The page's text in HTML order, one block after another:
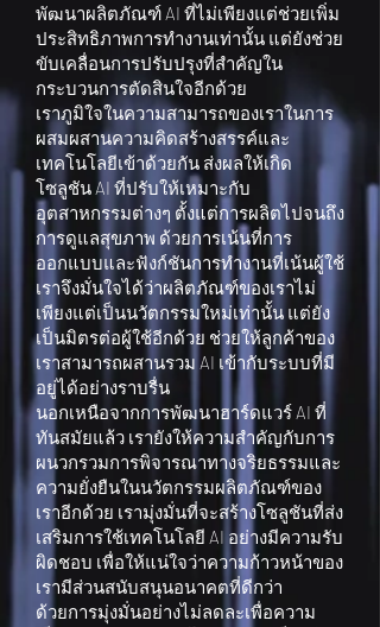
พัฒนาผลิตภัณฑ์ AI ที่ไม่เพียงแต่ช่วยเพิ่ม
ประสิทธิภาพการทำงานเท่านั้น แต่ยังช่วย
ขับเคลื่อนการปรับปรุงที่สำคัญใน
กระบวนการตัดสินใจอีกด้วย
เราภูมิใจในความสามารถของเราในการ
ผสมผสานความคิดสร้างสรรค์และ
เทคโนโลยีเข้าด้วยกัน ส่งผลให้เกิด
โซลูชัน AI ที่ปรับให้เหมาะกับ
อุตสาหกรรมต่างๆ ตั้งแต่การผลิตไปจนถึง
การดูแลสุขภาพ ด้วยการเน้นที่การ
ออกแบบและฟังก์ชันการทำงานที่เน้นผู้ใช้
เราจึงมั่นใจได้ว่าผลิตภัณฑ์ของเราไม่
เพียงแต่เป็นนวัตกรรมใหม่เท่านั้น แต่ยัง
เป็นมิตรต่อผู้ใช้อีกด้วย ช่วยให้ลูกค้าของ
เราสามารถผสานรวม AI เข้ากับระบบที่มี
อยู่ได้อย่างราบรื่น
นอกเหนือจากการพัฒนาฮาร์ดแวร์ AI ที่
ทันสมัยแล้ว เรายังให้ความสำคัญกับการ
ผนวกรวมการพิจารณาทางจริยธรรมและ
ความยั่งยืนในนวัตกรรมผลิตภัณฑ์ของ
เราอีกด้วย เรามุ่งมั่นที่จะสร้างโซลูชันที่ส่ง
เสริมการใช้เทคโนโลยี AI อย่างมีความรับ
ผิดชอบ เพื่อให้แน่ใจว่าความก้าวหน้าของ
เรามีส่วนสนับสนุนอนาคตที่ดีกว่า
ด้วยการมุ่งมั่นอย่างไม่ลดละเพื่อความ